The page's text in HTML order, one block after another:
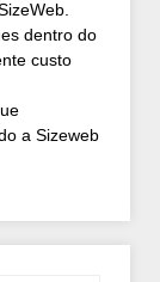
dentro do
custo
a Sizeweb